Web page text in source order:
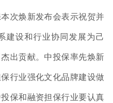
次焕新发布会表示祝贺并
建设和行业协同发展为己
出贡献。中投保率先焕新
行业强化文化品牌建设做
保和融资担保行业要认真